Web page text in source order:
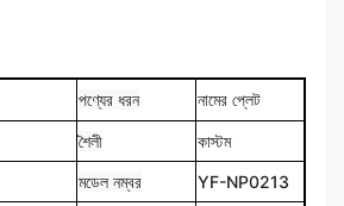
পণ্যের ধরন নামের প্লেট
শৈলী
কাস্টম
মডেল নম্বর
YF-NP0213